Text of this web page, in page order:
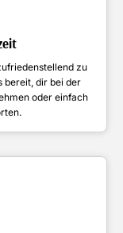
zu
bereit, dir bei der
oder einfach